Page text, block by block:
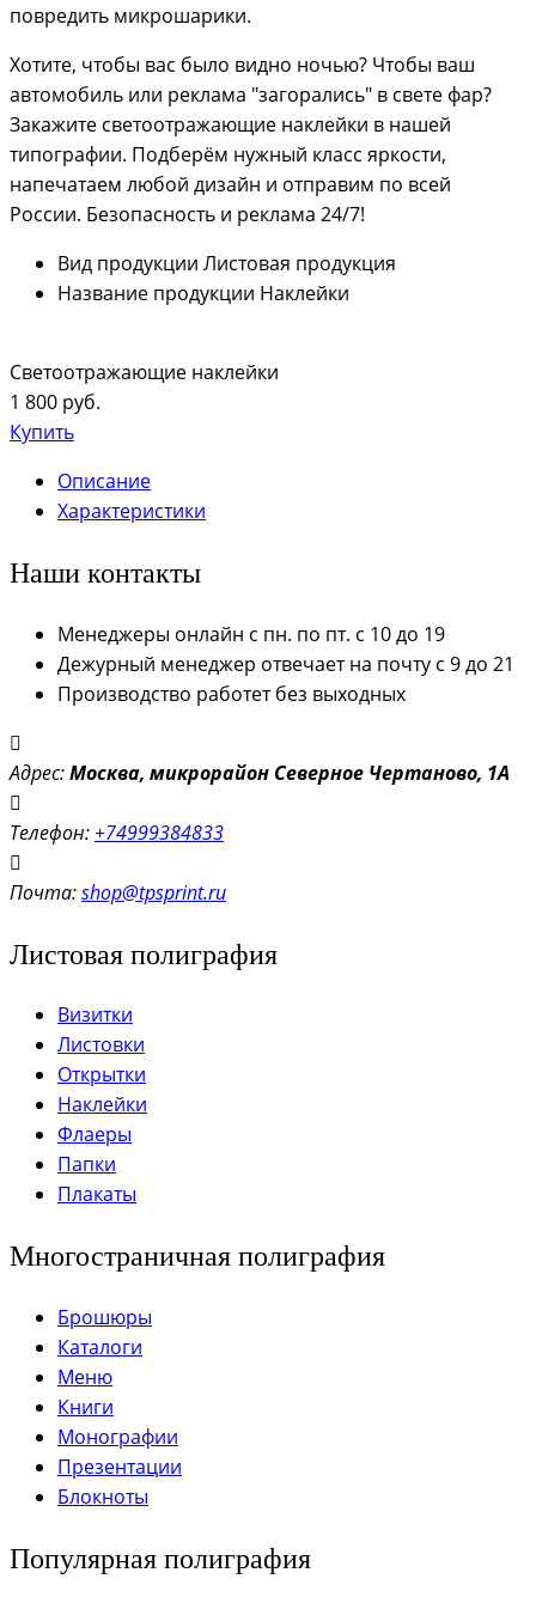
повредить микрошарики.
Хотите, чтобы вас было видно ночью? Чтобы ваш
автомобиль или реклама "загорались" в свете фар?
Закажите светоотражающие наклейки в нашей
типографии. Подберём нужный класс яркости,
напечатаем любой дизайн и отправим по всей
России. Безопасность и реклама 24/7!
Вид продукции Листовая продукция
Название продукции Наклейки
Светоотражающие наклейки
1 800 руб.
Купить
Описание
Характеристики
Наши контакты
Менеджеры онлайн с пн. по пт. с 10 до 19
Дежурный менеджер отвечает на почту с 9 до 21
Производство работет без выходных
Адрес:Москва, микрорайон Северное Чертаново, 1А
Телефон: +74999384833
Почта:shop@tpsprint.ru
Листовая полиграфия
Визитки
Листовки
Открытки
Наклейки
Флаеры
Папки
Плакаты
Многостраничная полиграфия
Брошюры
Каталоги
Меню
Книги
Монографии
Презентации
Блокноты
Популярная полиграфия